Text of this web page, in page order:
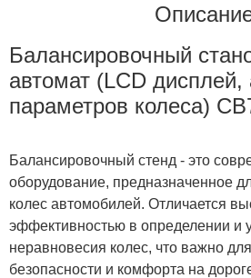
Балансировочный
автомат (LCD дисплей,
параметров колеса)
Балансировочный стенд - это
оборудование, предназначенное
колес автомобилей. Отличается
эффективностью в определении и
неравновесия колес, что важно
безопасности и комфорта на